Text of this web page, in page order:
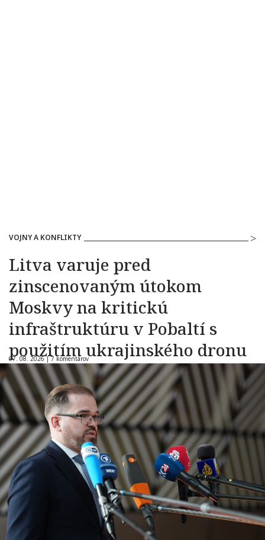
VOJNY A KONFLIKTY
Litva varuje pred
zinscenovaným útokom
Moskvy na kritickú
infraštruktúru v Pobaltí s
použitím ukrajinského dronu
07. 08. 2026 |7 komentárov